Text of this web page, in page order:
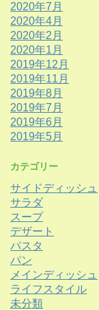
2020年7月
2020年4月
2020年2月
2020年1月
2019年12月
2019年11月
2019年8月
2019年7月
2019年6月
2019年5月
カテゴリー
サイドディッシュ
サラダ
スープ
デザート
パスタ
パン
メインディッシュ
ライフスタイル
未分類